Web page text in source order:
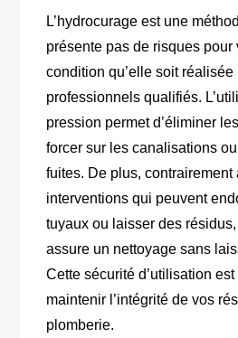
L’hydrocurage est une
présente pas de risques pour
condition qu’elle soit réalisée
professionnels qualifiés.
pression permet d’éliminer
forcer sur les canalisations
fuites. De plus, contrairement
interventions qui peuvent
tuyaux ou laisser des
assure un nettoyage sans
Cette sécurité d’utilisation
maintenir l’intégrité de vos
plomberie.